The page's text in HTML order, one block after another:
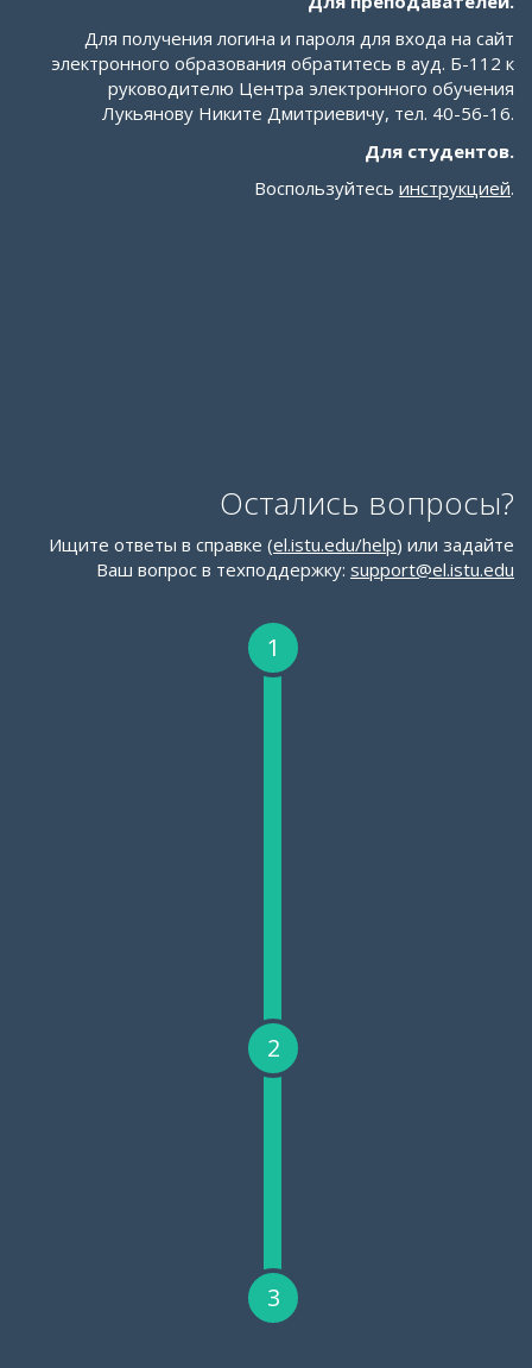
электронного образования обратитесь в ауд. Б-112 к
руководителю Центра электронного обучения
Лукьянову Никите Дмитриевичу, тел. 40-56-16.
Для студентов.
Ищите ответы в справке (el.istu.edu/help) или задайте
Ваш вопрос в техподдержку:support@el.istu.edu